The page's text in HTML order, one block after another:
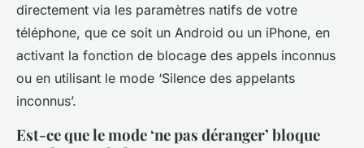
directement via les paramètres natifs de votre
téléphone, que ce soit un Android ou un iPhone, en
activant la fonction de blocage des appels inconnus
ou en utilisant le mode ‘Silence des appelants
inconnus’.
Est-ce que le mode ‘ne pas déranger’ bloque